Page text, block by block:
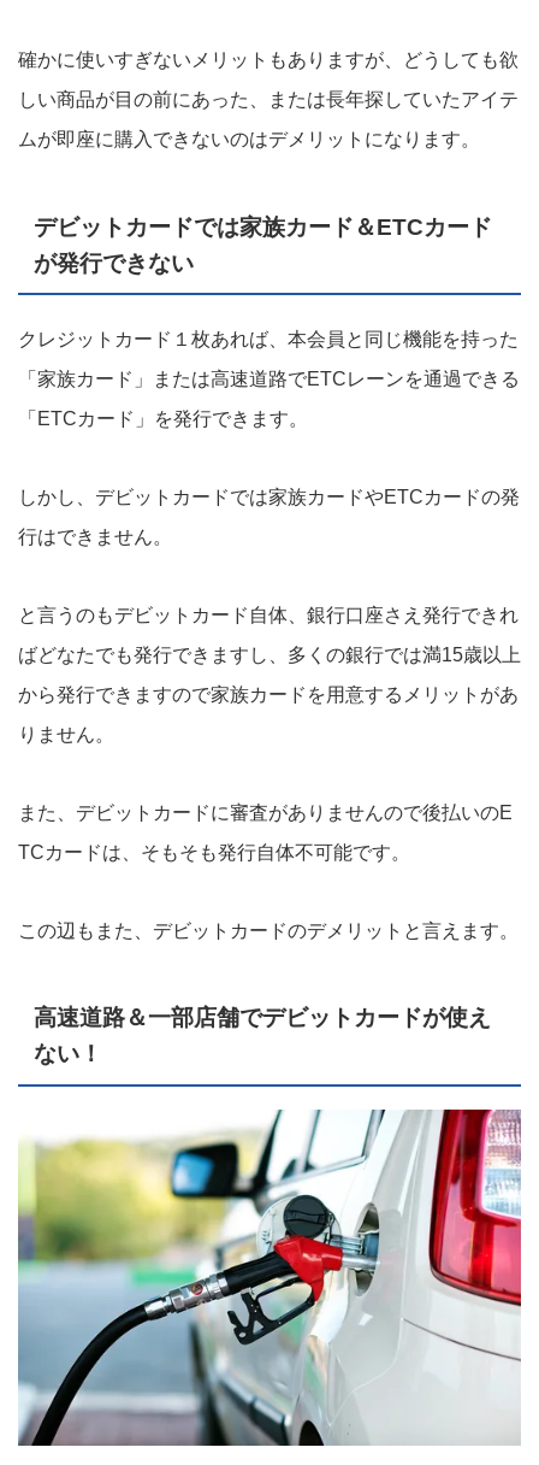
確かに使いすぎないメリットもありますが、どうしても欲
しい商品が目の前にあった、または長年探していたアイテ
ムが即座に購入できないのはデメリットになります。
デビットカードでは家族カード＆ETCカード
が発行できない
クレジットカード１枚あれば、本会員と同じ機能を持った
「家族カード」または高速道路でETCレーンを通過できる
「ETCカード」を発行できます。
しかし、デビットカードでは家族カードやETCカードの発
行はできません。
と言うのもデビットカード自体、銀行口座さえ発行できれ
ばどなたでも発行できますし、多くの銀行では満15歳以上
から発行できますので家族カードを用意するメリットがあ
りません。
また、デビットカードに審査がありませんので後払いのE
TCカードは、そもそも発行自体不可能です。
この辺もまた、デビットカードのデメリットと言えます。
高速道路＆一部店舗でデビットカードが使え
ない！